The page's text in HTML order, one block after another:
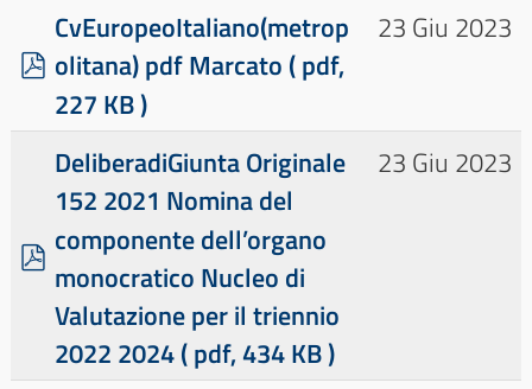
× - - OIV
p
d
f
CvEuropeoItaliano(metrop
olitana) pdf Marcato ( pdf,
227 KB )
23 Giu 2023
p
d
f
DeliberadiGiunta Originale
152 2021 Nomina del
componente dell’organo
monocratico Nucleo di
Valutazione per il triennio
2022 2024( pdf, 434 KB )
23 Giu 2023